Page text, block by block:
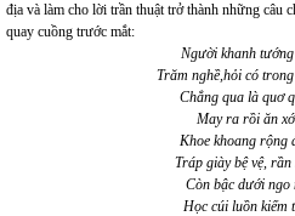
địa và làm cho lời trần thuật trở thành những câu
quay cuồng trước mắt:
Người khanh
Trăm nghề,hỏi có
Chẳng qua là quơ
May ra rồi ăn
Khoe khoang rộng
Tráp giày bệ vệ,
Còn bậc dưới ngo
Học cúi luồn kiếm